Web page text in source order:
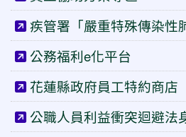
疾管署「嚴重特殊傳染性
公務福利e化平台
花蓮縣政府員工特約商店
公職人員利益衝突迴避法